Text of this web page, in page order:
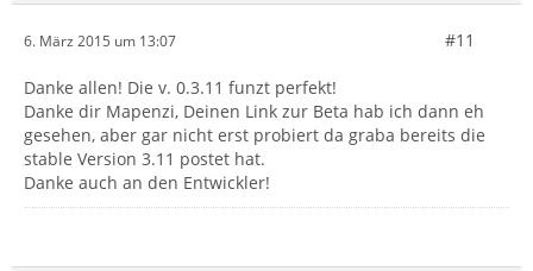
6. März 2015 um 13:07 #11
Danke allen! Die v. 0.3.11 funzt perfekt!
Danke dir Mapenzi, Deinen Link zur Beta hab ich dann eh
gesehen, aber gar nicht erst probiert da graba bereits die
stable Version 3.11 postet hat.
Danke auch an den Entwickler!